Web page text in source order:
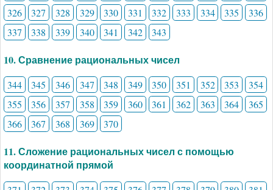
326
327 328 329 330 331 332 333 334 335
336
337
338 339 340 341 342 343
10. Сравнение рациональных чисел
344 345 346 347 348 349 350 351 352 353
354
355
356 357 358 359 360 361 362 363 364
365
366
367 368 369 370
11. Сложение рациональных чисел с помощью
координатной прямой